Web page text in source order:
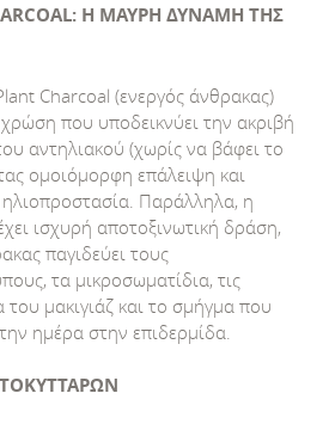
Η ΜΑΥΡΗ ΔΥΝΑΜΗ ΤΗΣ
Charcoal (ενεργός άνθρακας)
που υποδεικνύει την ακριβή
αντηλιακού (χωρίς να βάφει το
ομοιόμορφη επάλειψη και
ηλιοπροστασία. Παράλληλα, η
ισχυρή αποτοξινωτική δράση,
παγιδεύει τους
τα μικροσωματίδια, τις
του μακιγιάζ και το σμήγμα που
ημέρα στην επιδερμίδα.